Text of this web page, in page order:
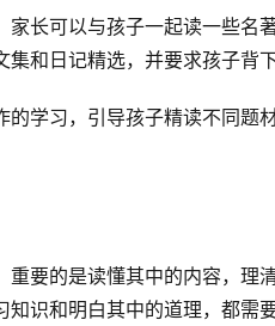
家长可以与孩子一起读一些名
和日记精选，并要求孩子背下
的学习，引导孩子精读不同题
重要的是读懂其中的内容，理
识和明白其中的道理，都需